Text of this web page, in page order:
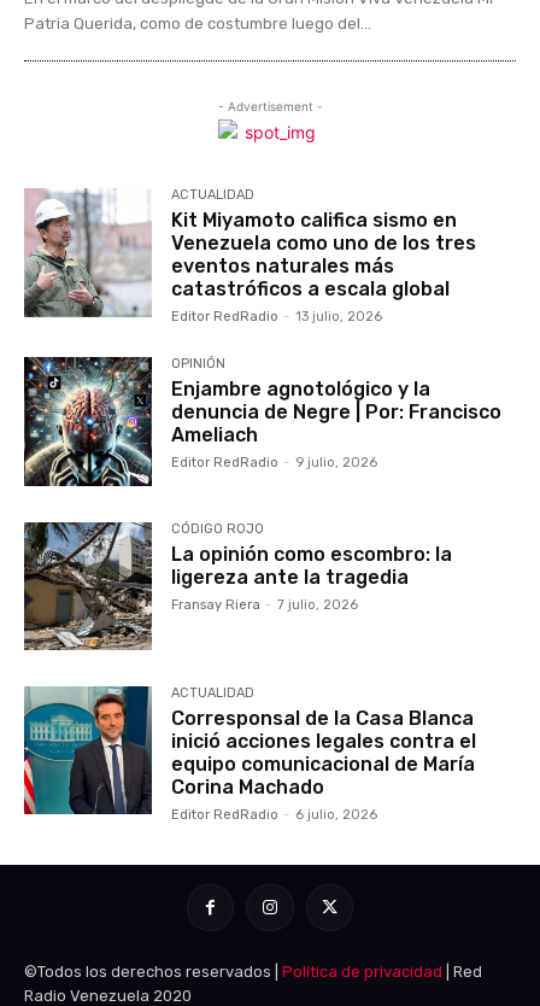
Patria Querida, como de costumbre luego del...
- Advertisement -
ACTUALIDAD
Kit Miyamoto califica sismo en
Venezuela como uno de los tres
eventos naturales más
catastróficos a escala global
Editor RedRadio - 13 julio, 2026
OPINIÓN
Enjambre agnotológico y la
denuncia de Negre | Por: Francisco
Ameliach
Editor RedRadio - 9 julio, 2026
CÓDIGO ROJO
La opinión como escombro: la
ligereza ante la tragedia
Fransay Riera - 7 julio, 2026
ACTUALIDAD
Corresponsal de la Casa Blanca
inició acciones legales contra el
equipo comunicacional de María
Corina Machado
Editor RedRadio - 6 julio, 2026
©Todos los derechos reservados | Política de privacidad | Red
Radio Venezuela 2020